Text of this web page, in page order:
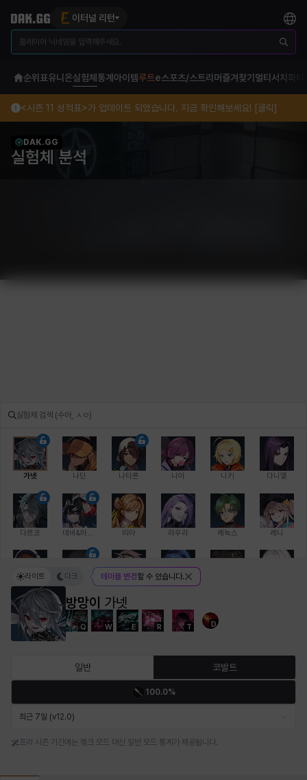
이터널 리턴
순위표유니온실험체 통계 아이템루트e스포츠/스트리머 즐겨찾기 멀티서치 파티
<시즌 11 성적표>가 업데이트 되었습니다. 지금 확인해보세요! [클릭]
DAK.GG
실험체 분석
가넷 나딘 나타폰 니아 니키 다니엘
다르코 띠아 라우라 레녹스 레니
레온 루크 르노어
바바라 버니스 블레어 비앙카 비형 샬럿
방망이 가넷
Q W E R T D
라이트 다크 테마를 변경할 수 있습니다.
일반 코발트
100.0%
최근 7일 (v12.0)
프리 시즌 기간에는 랭크 모드 대신 일반 모드 통계가 제공됩니다.